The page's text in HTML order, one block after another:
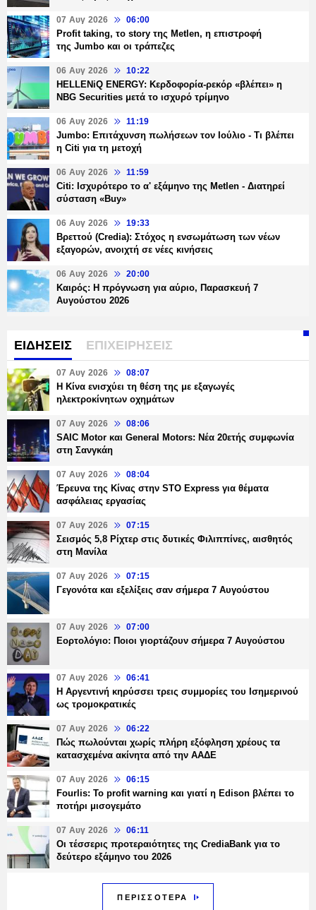
07 Αυγ 2026 06:00
Profit taking, το story της Metlen, η επιστροφή
της Jumbo και οι τράπεζες
06 Αυγ 2026 10:22
HELLENiQ ENERGY: Κερδοφορία-ρεκόρ «βλέπει» η
NBG Securities μετά το ισχυρό τρίμηνο
06 Αυγ 2026 11:19
Jumbo: Επιτάχυνση πωλήσεων τον Ιούλιο - Τι βλέπει
η Citi για τη μετοχή
06 Αυγ 2026 11:59
Citi: Ισχυρότερο το α' εξάμηνο της Metlen - Διατηρεί
σύσταση «Buy»
06 Αυγ 2026 19:33
Βρεττού (Credia): Στόχος η ενσωμάτωση των νέων
εξαγορών, ανοιχτή σε νέες κινήσεις
06 Αυγ 2026 20:00
Καιρός: Η πρόγνωση για αύριο, Παρασκευή 7
Αυγούστου 2026
ΕΙΔΗΣΕΙΣ ΕΠΙΧΕΙΡΗΣΕΙΣ
07 Αυγ 2026 08:07
Η Κίνα ενισχύει τη θέση της με εξαγωγές
ηλεκτροκίνητων οχημάτων
07 Αυγ 2026 08:06
SAIC Motor και General Motors: Νέα 20ετής συμφωνία
στη Σανγκάη
07 Αυγ 2026 08:04
Έρευνα της Κίνας στην STO Express για θέματα
ασφάλειας εργασίας
07 Αυγ 2026 07:15
Σεισμός 5,8 Ρίχτερ στις δυτικές Φιλιππίνες, αισθητός
στη Μανίλα
07 Αυγ 2026 07:15
Γεγονότα και εξελίξεις σαν σήμερα 7 Αυγούστου
07 Αυγ 2026 07:00
Εορτολόγιο: Ποιοι γιορτάζουν σήμερα 7 Αυγούστου
07 Αυγ 2026 06:41
Η Αργεντινή κηρύσσει τρεις συμμορίες του Ισημερινού
ως τρομοκρατικές
07 Αυγ 2026 06:22
Πώς πωλούνται χωρίς πλήρη εξόφληση χρέους τα
κατασχεμένα ακίνητα από την ΑΑΔΕ
07 Αυγ 2026 06:15
Fourlis: Το profit warning και γιατί η Edison βλέπει το
ποτήρι μισογεμάτο
07 Αυγ 2026 06:11
Οι τέσσερις προτεραιότητες της CrediaBank για το
δεύτερο εξάμηνο του 2026
ΠΕΡΙΣΣΟΤΕΡΑ